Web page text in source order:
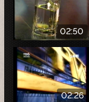
02:50
02:26